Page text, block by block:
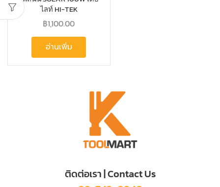
ไลท์ HI-TEK
#HFSSX00100D รุ่นเวก้า
฿1,100.00
อ่านเพิ่ม
ติดต่อเรา | Contact Us